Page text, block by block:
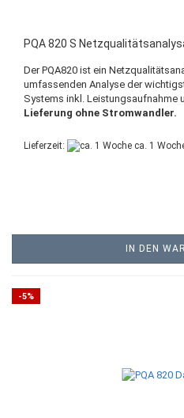
PQA 820 S
Der PQA820 ist ein
umfassenden Analyse der
Systems inkl. Leistungsaufnahme
Lieferung ohne Stromwandler.
Lieferzeit: ca. 1
IN DEN
-5%